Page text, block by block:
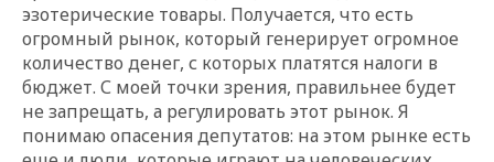
эзотерические товары. Получается, что есть
огромный рынок, который генерирует огромное
количество денег, с которых платятся налоги в
бюджет. С моей точки зрения, правильнее будет
не запрещать, а регулировать этот рынок. Я
понимаю опасения депутатов: на этом рынке есть